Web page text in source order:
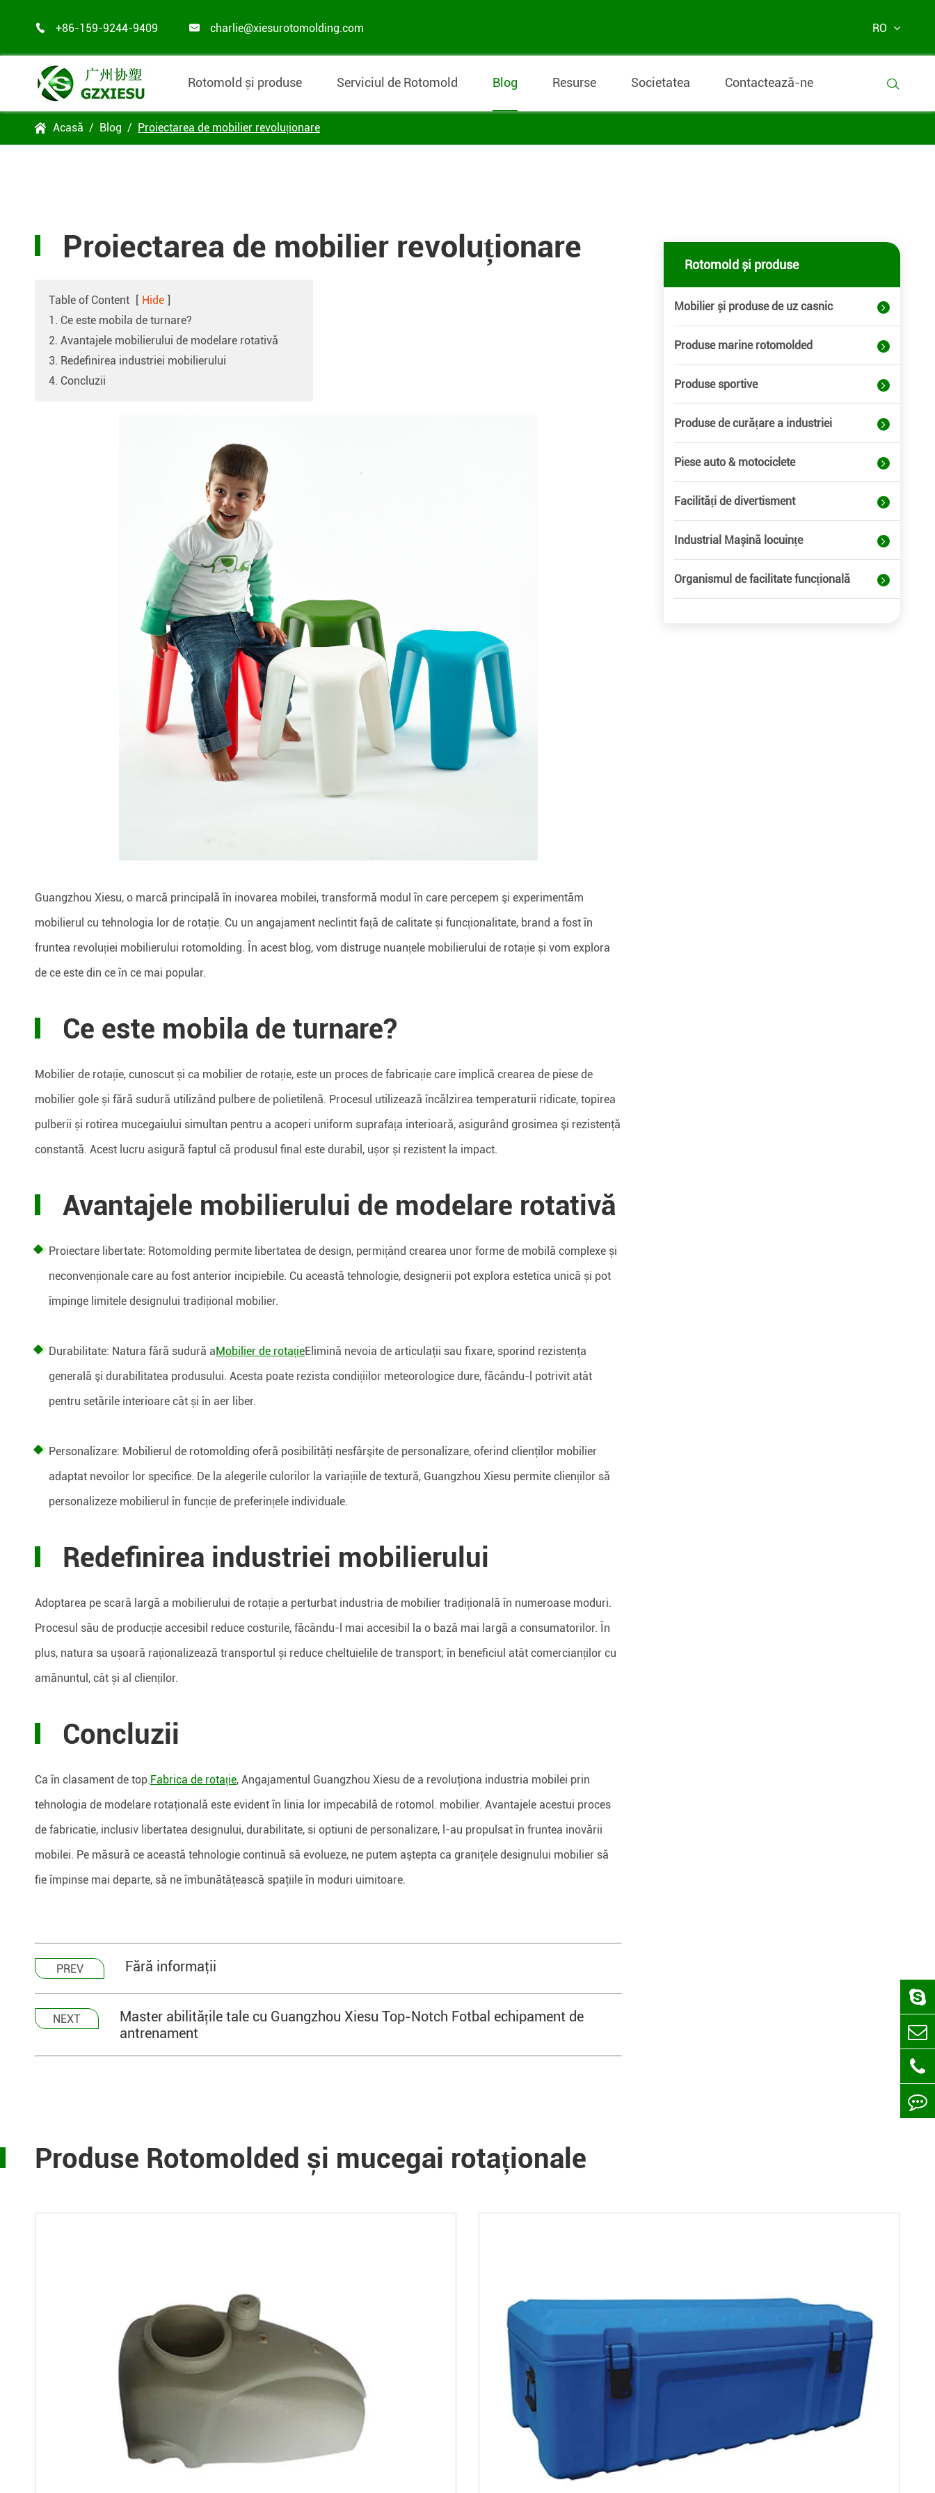
 +86-159-9244-9409  charlie@xiesurotomolding.com RO
Rotomold și produse Serviciul de Rotomold Blog Resurse Societatea Contactează-ne 
 Acasă Blog Proiectarea de mobilier revoluționare
Proiectarea de mobilier revoluționare
Table of Content [ Hide ]
1. Ce este mobila de turnare?
2. Avantajele mobilierului de modelare rotativă
3. Redefinirea industriei mobilierului
4. Concluzii
Guangzhou Xiesu, o marcă principală în inovarea mobilei, transformă modul în care percepem şi experimentăm
mobilierul cu tehnologia lor de rotaţie. Cu un angajament neclintit față de calitate și funcționalitate, brand a fost în
fruntea revoluției mobilierului rotomolding. În acest blog, vom distruge nuanțele mobilierului de rotație și vom explora
de ce este din ce în ce mai popular.
Ce este mobila de turnare?
Mobilier de rotație, cunoscut și ca mobilier de rotație, este un proces de fabricație care implică crearea de piese de
mobilier gole și fără sudură utilizând pulbere de polietilenă. Procesul utilizează încălzirea temperaturii ridicate, topirea
pulberii și rotirea mucegaiului simultan pentru a acoperi uniform suprafața interioară, asigurând grosimea şi rezistenţă
constantă. Acest lucru asigură faptul că produsul final este durabil, ușor și rezistent la impact.
Avantajele mobilierului de modelare rotativă
Proiectare libertate: Rotomolding permite libertatea de design, permițând crearea unor forme de mobilă complexe și
neconvenționale care au fost anterior incipiebile. Cu această tehnologie, designerii pot explora estetica unică și pot
împinge limitele designului tradițional mobilier.
Durabilitate: Natura fără sudură aMobilier de rotațieElimină nevoia de articulaţii sau fixare, sporind rezistenţa
generală şi durabilitatea produsului. Acesta poate rezista condițiilor meteorologice dure, făcându-l potrivit atât
pentru setările interioare cât și în aer liber.
Personalizare: Mobilierul de rotomolding oferă posibilităţi nesfârşite de personalizare, oferind clienţilor mobilier
adaptat nevoilor lor specifice. De la alegerile culorilor la variațiile de textură, Guangzhou Xiesu permite clienților să
personalizeze mobilierul în funcție de preferințele individuale.
Redefinirea industriei mobilierului
Adoptarea pe scară largă a mobilierului de rotație a perturbat industria de mobilier tradițională în numeroase moduri.
Procesul său de producție accesibil reduce costurile, făcându-l mai accesibil la o bază mai largă a consumatorilor. În
plus, natura sa ușoară raționalizează transportul și reduce cheltuielile de transport; în beneficiul atât comercianților cu
amănuntul, cât și al clienților.
Concluzii
Ca în clasament de top.Fabrica de rotație, Angajamentul Guangzhou Xiesu de a revoluţiona industria mobilei prin
tehnologia de modelare rotaţională este evident în linia lor impecabilă de rotomol. mobilier. Avantajele acestui proces
de fabricatie, inclusiv libertatea designului, durabilitate, si optiuni de personalizare, l-au propulsat în fruntea inovării
mobilei. Pe măsură ce această tehnologie continuă să evolueze, ne putem aştepta ca graniţele designului mobilier să
fie împinse mai departe, să ne îmbunătăţească spaţiile în moduri uimitoare.
PREV Fără informaţii
NEXT
Master abilitățile tale cu Guangzhou Xiesu Top-Notch Fotbal echipament de
antrenament
Rotomold și produse
Mobilier și produse de uz casnic
Produse marine rotomolded
Produse sportive
Produse de curățare a industriei
Piese auto & motociclete
Facilități de divertisment
Industrial Mașină locuințe
Organismul de facilitate funcțională
Produse Rotomolded și mucegai rotaționale